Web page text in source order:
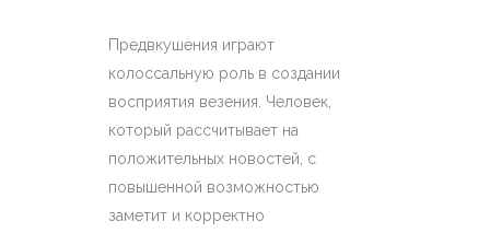
Предвкушения играют
колоссальную роль в создании
восприятия везения. Человек,
который рассчитывает на
положительных новостей, с
повышенной возможностью
заметит и корректно